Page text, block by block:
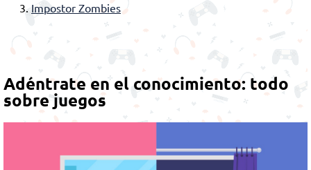
Impostor Zombies
Adéntrate en el conocimiento: todo
sobre juegos